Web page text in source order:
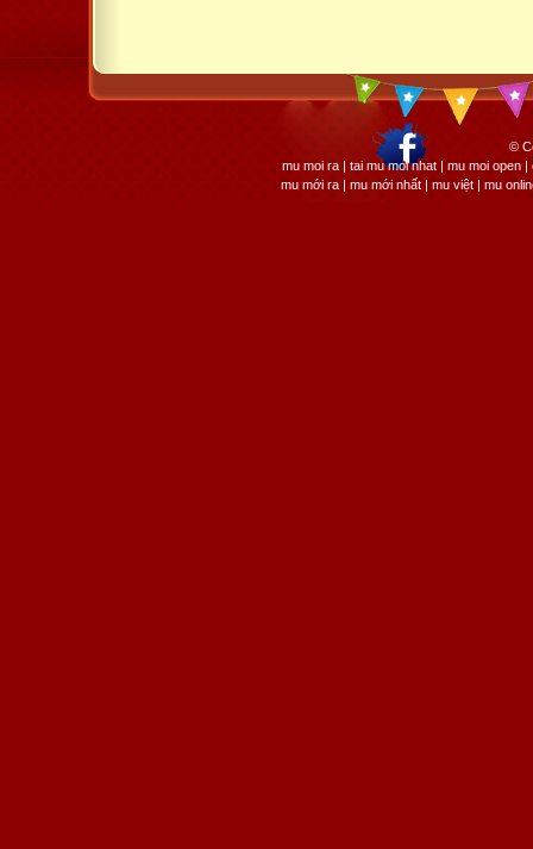
©
mu moi ra | tai mu moi nhat | mu moi open
mu mới ra | mu mới nhất | mu việt | mu